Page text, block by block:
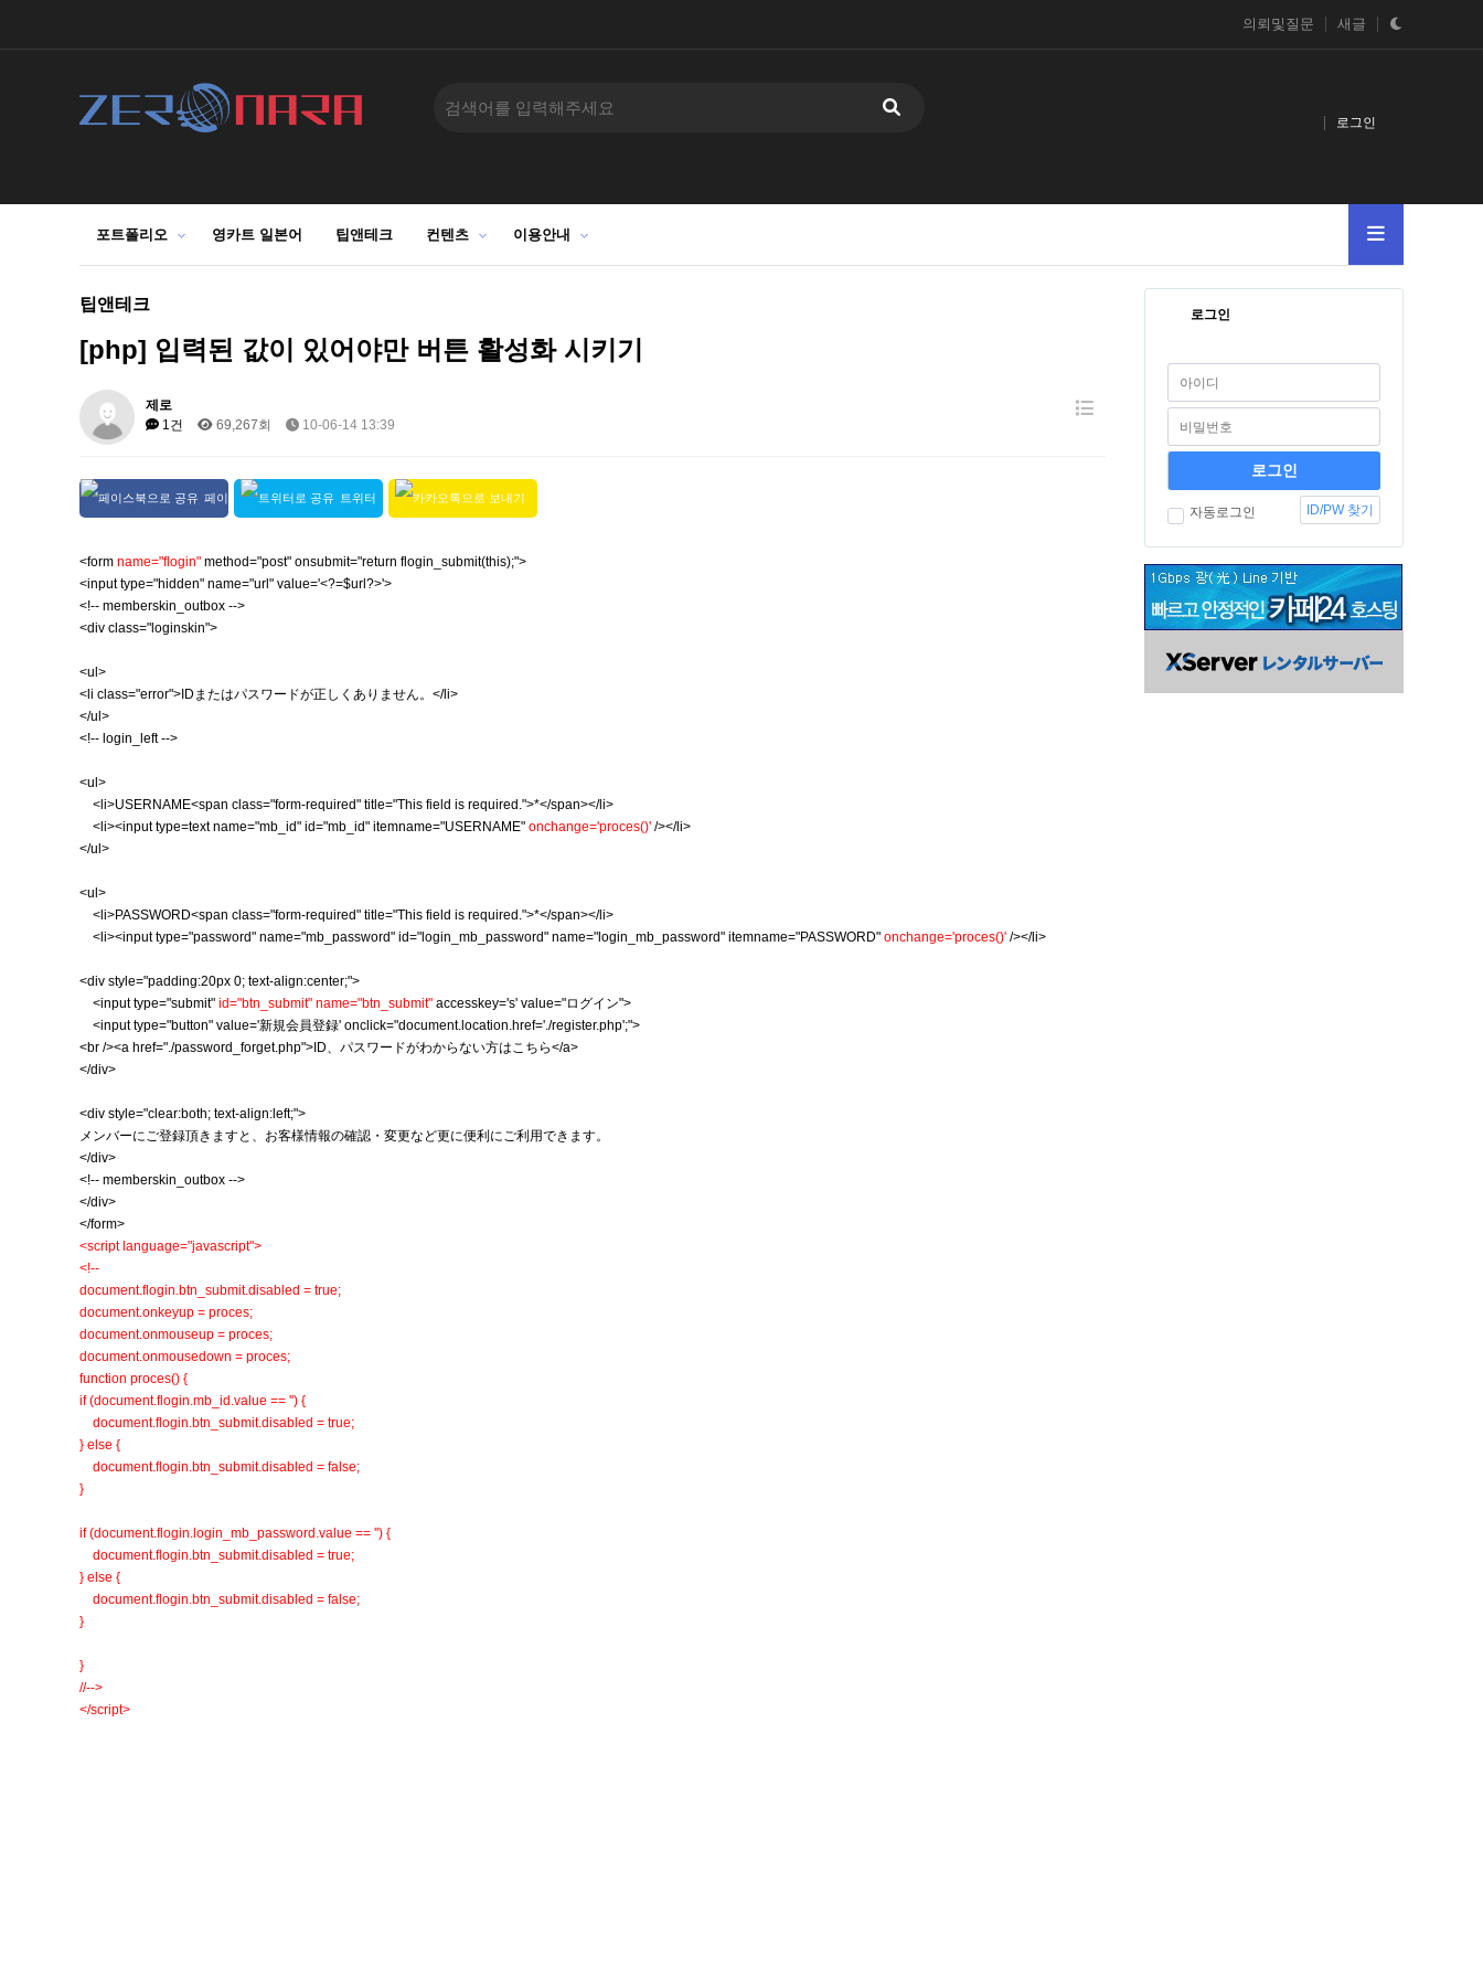
의뢰및질문 새글
로그인
포트폴리오 영카트 일본어 팁앤테크 컨텐츠 이용안내
팁앤테크
[php] 입력된 값이 있어야만 버튼 활성화 시키기
제로
1건
69,267회 10-06-14 13:39
페이 트위터
<form name="flogin" method="post" onsubmit="return flogin_submit(this);">
<input type="hidden" name="url" value='<?=$url?>'>
<!-- memberskin_outbox -->
<div class="loginskin">
<ul>
<li class="error">IDまたはパスワードが正しくありません。</li>
</ul>
<!-- login_left -->
<ul>
<li>USERNAME<span class="form-required" title="This field is required.">*</span></li>
<li><input type=text name="mb_id" id="mb_id" itemname="USERNAME" onchange='proces()' /></li>
</ul>
<ul>
<li>PASSWORD<span class="form-required" title="This field is required.">*</span></li>
<li><input type="password" name="mb_password" id="login_mb_password" name="login_mb_password" itemname="PASSWORD" onchange='proces()' /></li>
<div style="padding:20px 0; text-align:center;">
<input type="submit" id="btn_submit" name="btn_submit" accesskey='s' value="ログイン">
<input type="button" value='新規会員登録' onclick="document.location.href='./register.php';">
<br /><a href="./password_forget.php">ID、パスワードがわからない方はこちら</a>
</div>
<div style="clear:both; text-align:left;">
メンバーにご登録頂きますと、お客様情報の確認・変更など更に便利にご利用できます。
</div>
<!-- memberskin_outbox -->
</div>
</form>
<script language="javascript">
<!--
document.flogin.btn_submit.disabled = true;
document.onkeyup = proces;
document.onmouseup = proces;
document.onmousedown = proces;
function proces() {
if (document.flogin.mb_id.value == '') {
document.flogin.btn_submit.disabled = true;
} else {
document.flogin.btn_submit.disabled = false;
}
if (document.flogin.login_mb_password.value == '') {
document.flogin.btn_submit.disabled = true;
} else {
document.flogin.btn_submit.disabled = false;
}
}
//-->
</script>
로그인
자동로그인 ID/PW 찾기